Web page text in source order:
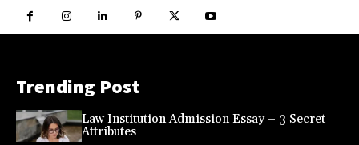
Trending Post
Law Institution Admission Essay – 3 Secret
Attributes